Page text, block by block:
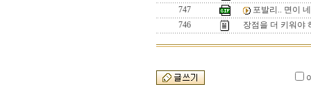
747
포발리.. 면이
746
장점을 더 키워야